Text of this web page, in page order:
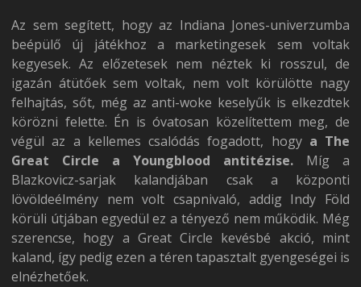
Az sem segített, hogy az Indiana Jones-univerzumba
beépülő új játékhoz a marketingesek sem voltak
kegyesek. Az előzetesek nem néztek ki rosszul, de
igazán átütőek sem voltak, nem volt körülötte nagy
felhajtás, sőt, még az anti-woke keselyűk is elkezdtek
körözni felette. Én is óvatosan közelítettem meg, de
végül az a kellemes csalódás fogadott, hogy a The
Great Circle a Youngblood antitézise. Míg a
Blazkovicz-sarjak kalandjában csak a központi
lövöldeélmény nem volt csapnivaló, addig Indy Föld
körüli útjában egyedül ez a tényező nem működik. Még
szerencse, hogy a Great Circle kevésbé akció, mint
kaland, így pedig ezen a téren tapasztalt gyengeségei is
elnézhetőek.